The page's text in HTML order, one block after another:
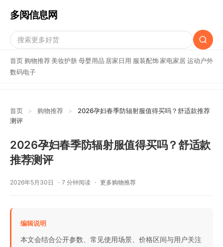
多阅信息网
首页 购物推荐 美妆护肤母婴用品 居家日用 服装配饰家电家居运动户外
数码电子
首页 > 购物推荐 >
2026孕妇春季防辐射服值得买吗？舒适款推荐
测评
2026孕妇春季防辐射服值得买吗？舒适款
推荐测评
2026年5月30日 7 分钟阅读 更多购物推荐
编辑说明
本文会结合公开参数、常见使用场景、价格区间与用户关注